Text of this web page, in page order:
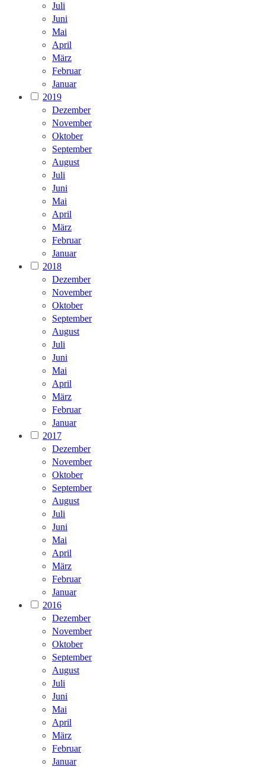
Juli
Juni
Mai
April
März
Februar
Januar
2019
Dezember
November
Oktober
September
August
Juli
Juni
Mai
April
März
Februar
Januar
2018
Dezember
November
Oktober
September
August
Juli
Juni
Mai
April
März
Februar
Januar
2017
Dezember
November
Oktober
September
August
Juli
Juni
Mai
April
März
Februar
Januar
2016
Dezember
November
Oktober
September
August
Juli
Juni
Mai
April
März
Februar
Januar